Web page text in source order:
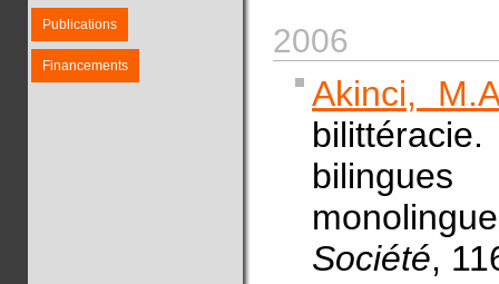
Publications
Financements
2006
Akinci,
Société,